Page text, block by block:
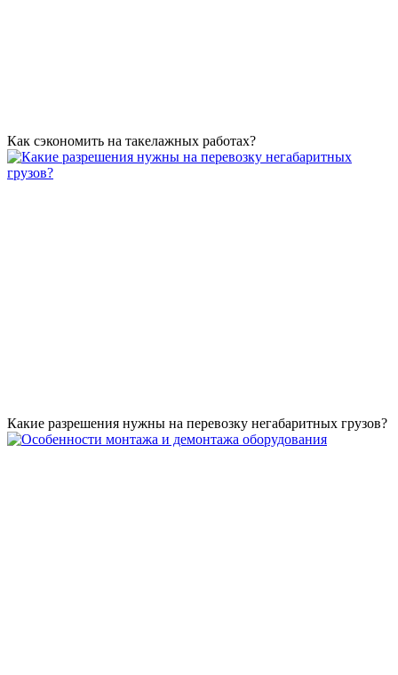
Как сэкономить на такелажных работах?
Какие разрешения нужны на перевозку негабаритных грузов?